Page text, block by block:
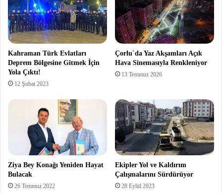
Kahraman Türk Evlatları
Deprem Bölgesine Gitmek İçin
Yola Çıktı!
12 Şubat 2023
Çorlu`da Yaz Akşamları Açık
Hava Sinemasıyla Renkleniyor
13 Temmuz 2026
Ziya Bey Konağı Yeniden Hayat
Bulacak
26 Temmuz 2022
Ekipler Yol ve Kaldırım
Çalışmalarını Sürdürüyor
28 Eylül 2023